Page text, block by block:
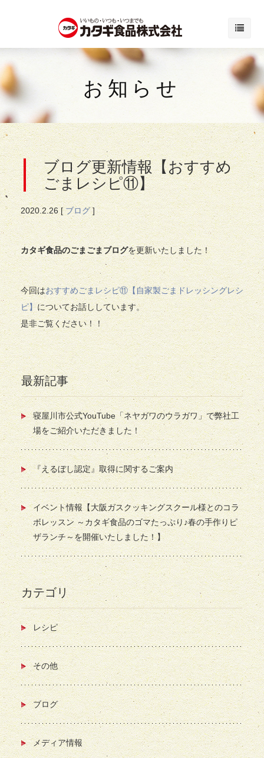
お知らせ
ブログ更新情報【おすすめ
ごまレシピ⑪】
2020.2.26[ブログ]
カタギ食品のごまごまブログを更新いたしました！
今回はおすすめごまレシピ⑪【自家製ごまドレッシングレシ
ピ】についてお話ししています。
是非ご覧ください！！
最新記事
寝屋川市公式YouTube「ネヤガワのウラガワ」で弊社工
場をご紹介いただきました！
『えるぼし認定』取得に関するご案内
イベント情報【大阪ガスクッキングスクール様とのコラ
ボレッスン ～カタギ食品のゴマたっぷり♪春の手作りピ
ザランチ～を開催いたしました！】
カテゴリ
レシピ
その他
ブログ
メディア情報